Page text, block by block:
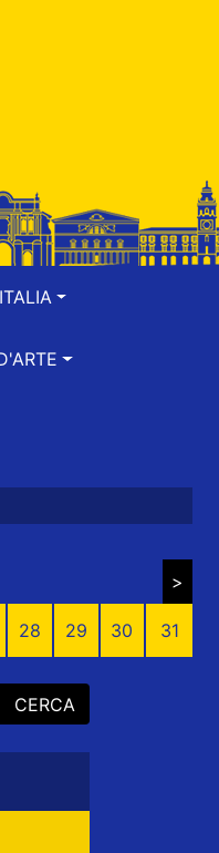
>
28 29 30 31
CERCA